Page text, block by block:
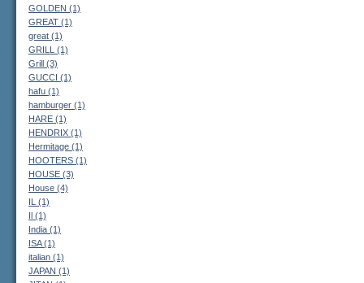
GOLDEN (1)
GREAT (1)
great (1)
GRILL (1)
Grill (3)
GUCCI (1)
hafu (1)
hamburger (1)
HARE (1)
HENDRIX (1)
Hermitage (1)
HOOTERS (1)
HOUSE (3)
House (4)
IL (1)
Il (1)
India (1)
ISA (1)
italian (1)
JAPAN (1)